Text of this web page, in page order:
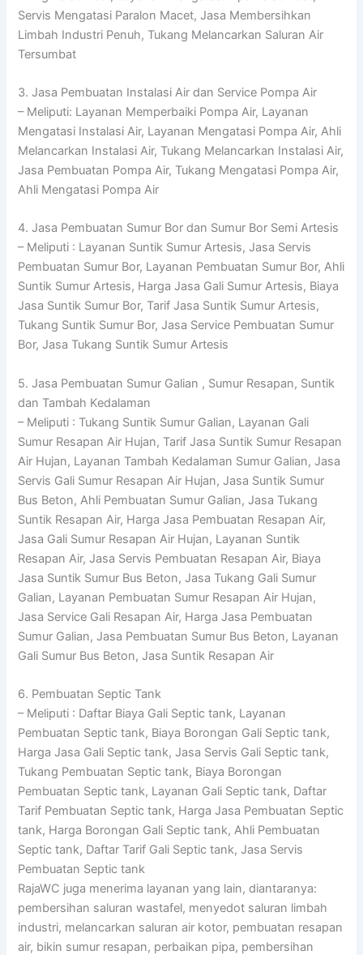
Servis Mengatasi Paralon Macet, Jasa Membersihkan
Limbah Industri Penuh, Tukang Melancarkan Saluran Air
Tersumbat
3. Jasa Pembuatan Instalasi Air dan Service Pompa Air
– Meliputi: Layanan Memperbaiki Pompa Air, Layanan
Mengatasi Instalasi Air, Layanan Mengatasi Pompa Air, Ahli
Melancarkan Instalasi Air, Tukang Melancarkan Instalasi Air,
Jasa Pembuatan Pompa Air, Tukang Mengatasi Pompa Air,
Ahli Mengatasi Pompa Air
4. Jasa Pembuatan Sumur Bor dan Sumur Bor Semi Artesis
– Meliputi : Layanan Suntik Sumur Artesis, Jasa Servis
Pembuatan Sumur Bor, Layanan Pembuatan Sumur Bor, Ahli
Suntik Sumur Artesis, Harga Jasa Gali Sumur Artesis, Biaya
Jasa Suntik Sumur Bor, Tarif Jasa Suntik Sumur Artesis,
Tukang Suntik Sumur Bor, Jasa Service Pembuatan Sumur
Bor, Jasa Tukang Suntik Sumur Artesis
5. Jasa Pembuatan Sumur Galian , Sumur Resapan, Suntik
dan Tambah Kedalaman
– Meliputi : Tukang Suntik Sumur Galian, Layanan Gali
Sumur Resapan Air Hujan, Tarif Jasa Suntik Sumur Resapan
Air Hujan, Layanan Tambah Kedalaman Sumur Galian, Jasa
Servis Gali Sumur Resapan Air Hujan, Jasa Suntik Sumur
Bus Beton, Ahli Pembuatan Sumur Galian, Jasa Tukang
Suntik Resapan Air, Harga Jasa Pembuatan Resapan Air,
Jasa Gali Sumur Resapan Air Hujan, Layanan Suntik
Resapan Air, Jasa Servis Pembuatan Resapan Air, Biaya
Jasa Suntik Sumur Bus Beton, Jasa Tukang Gali Sumur
Galian, Layanan Pembuatan Sumur Resapan Air Hujan,
Jasa Service Gali Resapan Air, Harga Jasa Pembuatan
Sumur Galian, Jasa Pembuatan Sumur Bus Beton, Layanan
Gali Sumur Bus Beton, Jasa Suntik Resapan Air
6. Pembuatan Septic Tank
– Meliputi : Daftar Biaya Gali Septic tank, Layanan
Pembuatan Septic tank, Biaya Borongan Gali Septic tank,
Harga Jasa Gali Septic tank, Jasa Servis Gali Septic tank,
Tukang Pembuatan Septic tank, Biaya Borongan
Pembuatan Septic tank, Layanan Gali Septic tank, Daftar
Tarif Pembuatan Septic tank, Harga Jasa Pembuatan Septic
tank, Harga Borongan Gali Septic tank, Ahli Pembuatan
Septic tank, Daftar Tarif Gali Septic tank, Jasa Servis
Pembuatan Septic tank
RajaWC juga menerima layanan yang lain, diantaranya:
pembersihan saluran wastafel, menyedot saluran limbah
industri, melancarkan saluran air kotor, pembuatan resapan
air, bikin sumur resapan, perbaikan pipa, pembersihan